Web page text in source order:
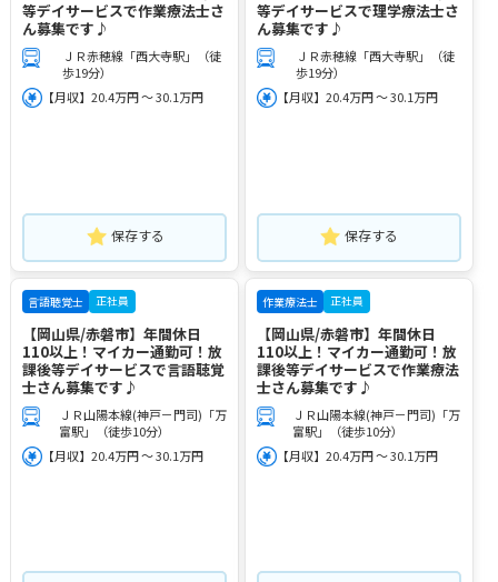
等デイサービスで作業療法士さ
ん募集です♪
ＪＲ赤穂線「西大寺駅」（徒
歩19分）
【月収】20.4万円 ～ 30.1万円
保存する
等デイサービスで理学療法士さ
ん募集です♪
ＪＲ赤穂線「西大寺駅」（徒
歩19分）
【月収】20.4万円 ～ 30.1万円
保存する
言語聴覚士 正社員
【岡山県/赤磐市】年間休日
110以上！マイカー通勤可！放
課後等デイサービスで言語聴覚
士さん募集です♪
ＪＲ山陽本線(神戸－門司)「万
富駅」（徒歩10分）
【月収】20.4万円 ～ 30.1万円
作業療法士 正社員
【岡山県/赤磐市】年間休日
110以上！マイカー通勤可！放
課後等デイサービスで作業療法
士さん募集です♪
ＪＲ山陽本線(神戸－門司)「万
富駅」（徒歩10分）
【月収】20.4万円 ～ 30.1万円